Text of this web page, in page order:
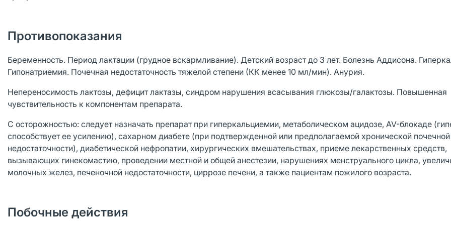
Противопоказания
Беременность. Период лактации (грудное вскармливание). Детский возраст до 3 лет. Болезнь Аддисона.
Гипонатриемия. Почечная недостаточность тяжелой степени (КК менее 10 мл/мин). Анурия.
Непереносимость лактозы, дефицит лактазы, синдром нарушения всасывания глюкозы/галактозы. Повышенная
чувствительность к компонентам препарата.
С осторожностью: следует назначать препарат при гиперкальциемии, метаболическом ацидозе, AV-блокаде
способствует ее усилению), сахарном диабете (при подтвержденной или предполагаемой хронической почечной
недостаточности), диабетической нефропатии, хирургических вмешательствах, приеме лекарственных средств,
вызывающих гинекомастию, проведении местной и общей анестезии, нарушениях менструального цикла,
молочных желез, печеночной недостаточности, циррозе печени, а также пациентам пожилого возраста.
Побочные действия